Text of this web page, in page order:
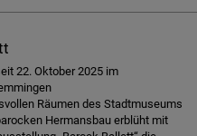
22. Oktober 2025 im
Räumen des Stadtmuseums
Hermansbau erblüht mit